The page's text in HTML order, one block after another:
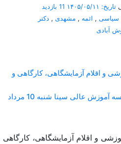
تاریخ: ۱۴۰۵/۰۵/۱۱
11 بازدید
سیاسی , ائمه , مشهدی , دکتر
آبادی
و اقلام آزمایشگاهی، کارگاهی و
اداری بین دانشگاه کاشان و موسسه آموزش عالی سینا شنبه 10 مرداد
و اقلام آزمایشگاهی، کارگاهی